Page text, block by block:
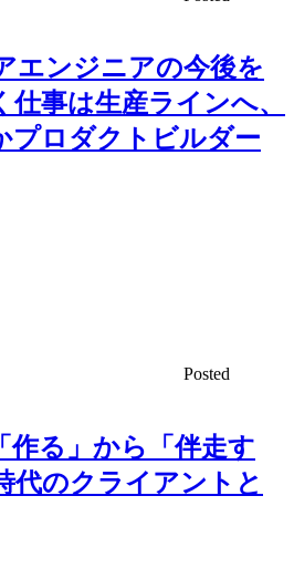
エンジニアの今後を
仕事は生産ラインへ、
プロダクトビルダー
Posted
作る」から「伴走す
代のクライアントと